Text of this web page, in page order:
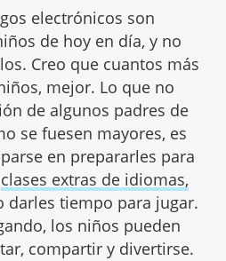
electrónicos son
de hoy en día, y no
Creo que cuantos más
mejor. Lo que no
de algunos padres de
se fuesen mayores, es
en prepararles para
clases extras de idiomas,
darles tiempo para jugar.
los niños pueden
compartir y divertirse.